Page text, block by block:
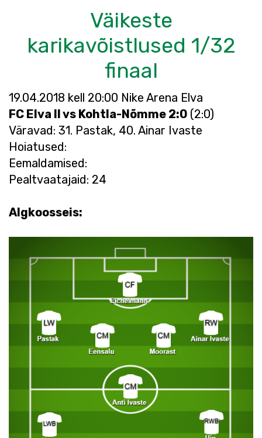
Väikeste
karikavõistlused 1/32
finaal
19.04.2018 kell 20:00 Nike Arena Elva
FC Elva II vs Kohtla-Nõmme 2:0 (2:0)
Väravad: 31. Pastak, 40. Ainar Ivaste
Hoiatused:
Eemaldamised:
Pealtvaatajaid: 24
Algkoosseis: